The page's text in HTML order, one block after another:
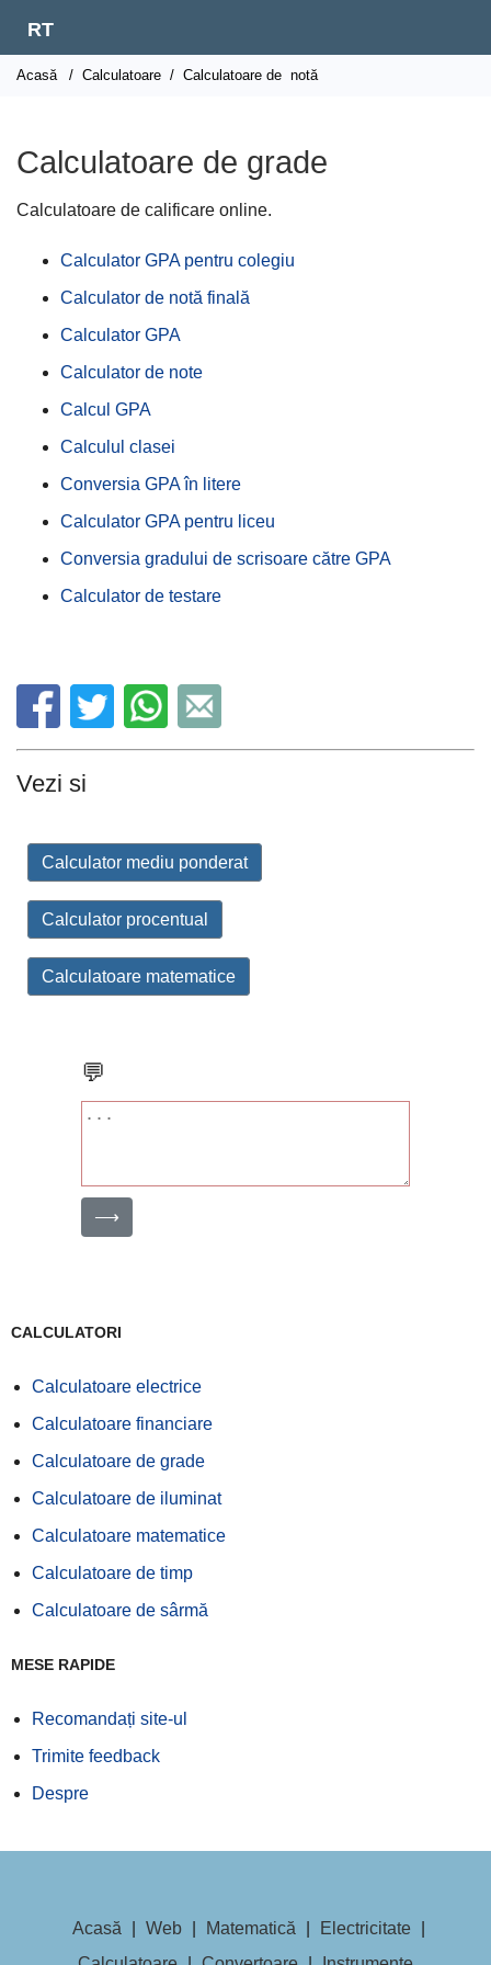
RT
Acasă / Calculatoare / Calculatoare de notă
Calculatoare de grade
Calculatoare de calificare online.
Calculator GPA pentru colegiu
Calculator de notă finală
Calculator GPA
Calculator de note
Calcul GPA
Calculul clasei
Conversia GPA în litere
Calculator GPA pentru liceu
Conversia gradului de scrisoare către GPA
Calculator de testare
Vezi si
Calculator mediu ponderat
Calculator procentual
Calculatoare matematice
💬
⟶
CALCULATORI
Calculatoare electrice
Calculatoare financiare
Calculatoare de grade
Calculatoare de iluminat
Calculatoare matematice
Calculatoare de timp
Calculatoare de sârmă
MESE RAPIDE
Recomandați site-ul
Trimite feedback
Despre
Acasă Web Matematică Electricitate